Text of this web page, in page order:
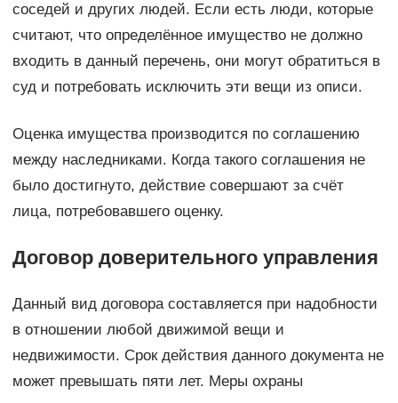
соседей и других людей. Если есть люди, которые
считают, что определённое имущество не должно
входить в данный перечень, они могут обратиться в
суд и потребовать исключить эти вещи из описи.
Оценка имущества производится по соглашению
между наследниками. Когда такого соглашения не
было достигнуто, действие совершают за счёт
лица, потребовавшего оценку.
Договор доверительного управления
Данный вид договора составляется при надобности
в отношении любой движимой вещи и
недвижимости. Срок действия данного документа не
может превышать пяти лет. Меры охраны